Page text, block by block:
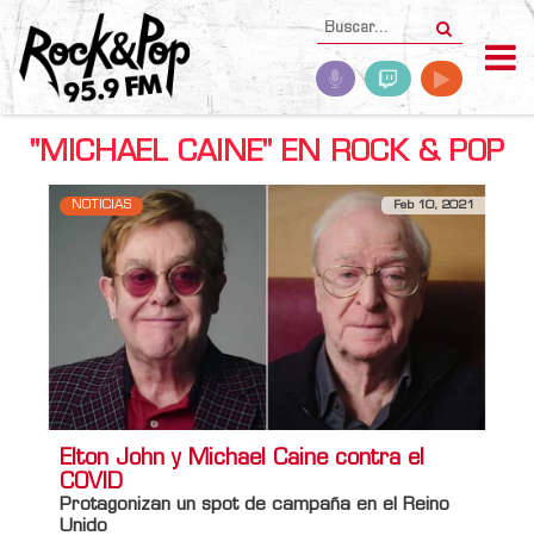
"MICHAEL CAINE" EN ROCK & POP
NOTICIAS Feb 10, 2021
Elton John y Michael Caine contra el
COVID
Protagonizan un spot de campaña en el Reino
Unido